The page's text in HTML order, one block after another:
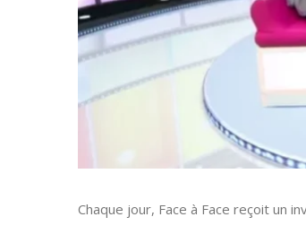
Chaque jour, Face à Face reçoit un